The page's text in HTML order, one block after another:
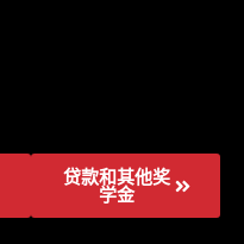
贷款和其他奖
学金